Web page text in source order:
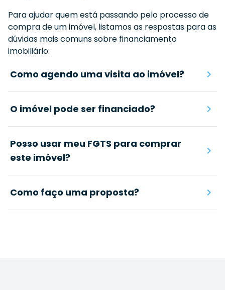
Para ajudar quem está passando pelo processo de
compra de um imóvel, listamos as respostas para as
dúvidas mais comuns sobre financiamento
imobiliário:
Como agendo uma visita ao imóvel?
O imóvel pode ser financiado?
Posso usar meu FGTS para comprar
este imóvel?
Como faço uma proposta?